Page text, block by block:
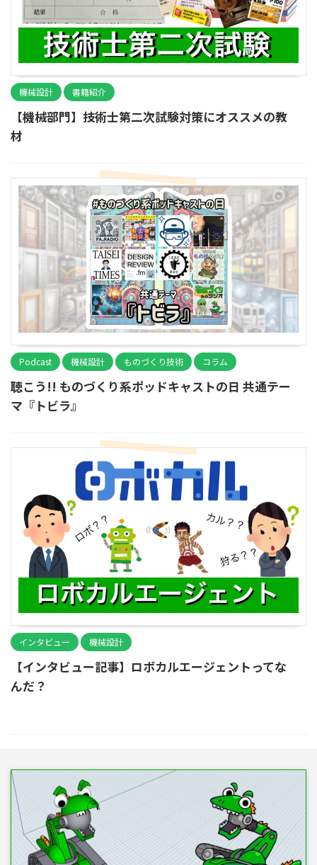
機械設計 書籍紹介
【機械部門】技術士第二次試験対策にオススメの教
材
Podcast 機械設計 ものづくり技術 コラム
聴こう!! ものづくり系ポッドキャストの日 共通テー
マ『トビラ』
インタビュー 機械設計
【インタビュー記事】ロボカルエージェントってな
んだ？